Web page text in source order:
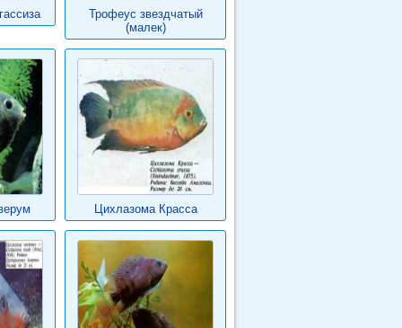
Трофеус звездчатый
(малек)
Цихлазома Красса